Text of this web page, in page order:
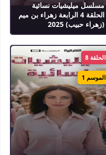
مسلسل ميليشيات نسائية
الحلقة 4 الرابعة زهراء بن ميم
(زهراء حبيب) 2025
الحلقة 8
الموسم 1